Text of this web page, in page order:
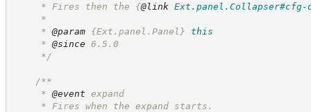
* Fires then the {@link Ext.panel.Collapser#cfg-
*
* @param {Ext.panel.Panel}
this
* @since 6.5.0
*/
/**
* @event expand
* Fires when the expand starts.